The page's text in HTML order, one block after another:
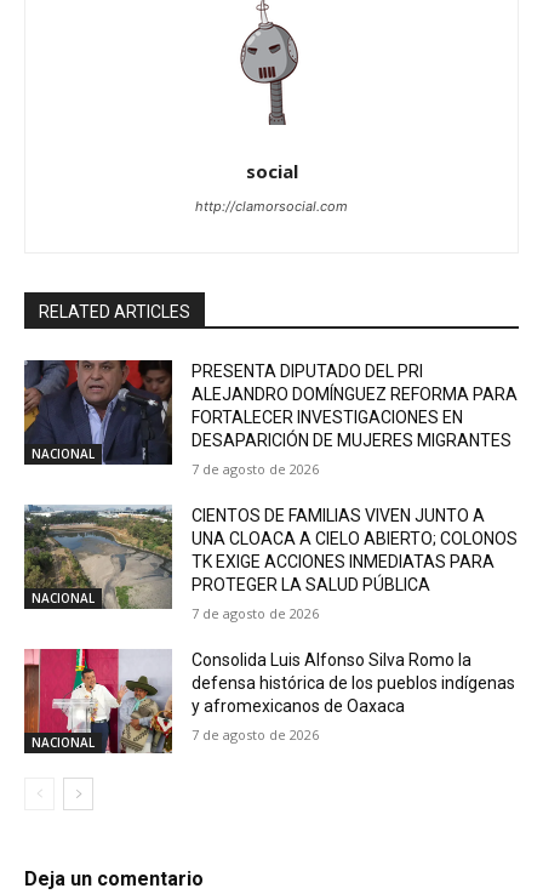
social
http://clamorsocial.com
RELATED ARTICLES
NACIONAL
PRESENTA DIPUTADO DEL PRI
ALEJANDRO DOMÍNGUEZ REFORMA PARA
FORTALECER INVESTIGACIONES EN
DESAPARICIÓN DE MUJERES MIGRANTES
7 de agosto de 2026
NACIONAL
CIENTOS DE FAMILIAS VIVEN JUNTO A
UNA CLOACA A CIELO ABIERTO; COLONOS
TK EXIGE ACCIONES INMEDIATAS PARA
PROTEGER LA SALUD PÚBLICA
7 de agosto de 2026
NACIONAL
Consolida Luis Alfonso Silva Romo la
defensa histórica de los pueblos indígenas
y afromexicanos de Oaxaca
7 de agosto de 2026
Deja un comentario